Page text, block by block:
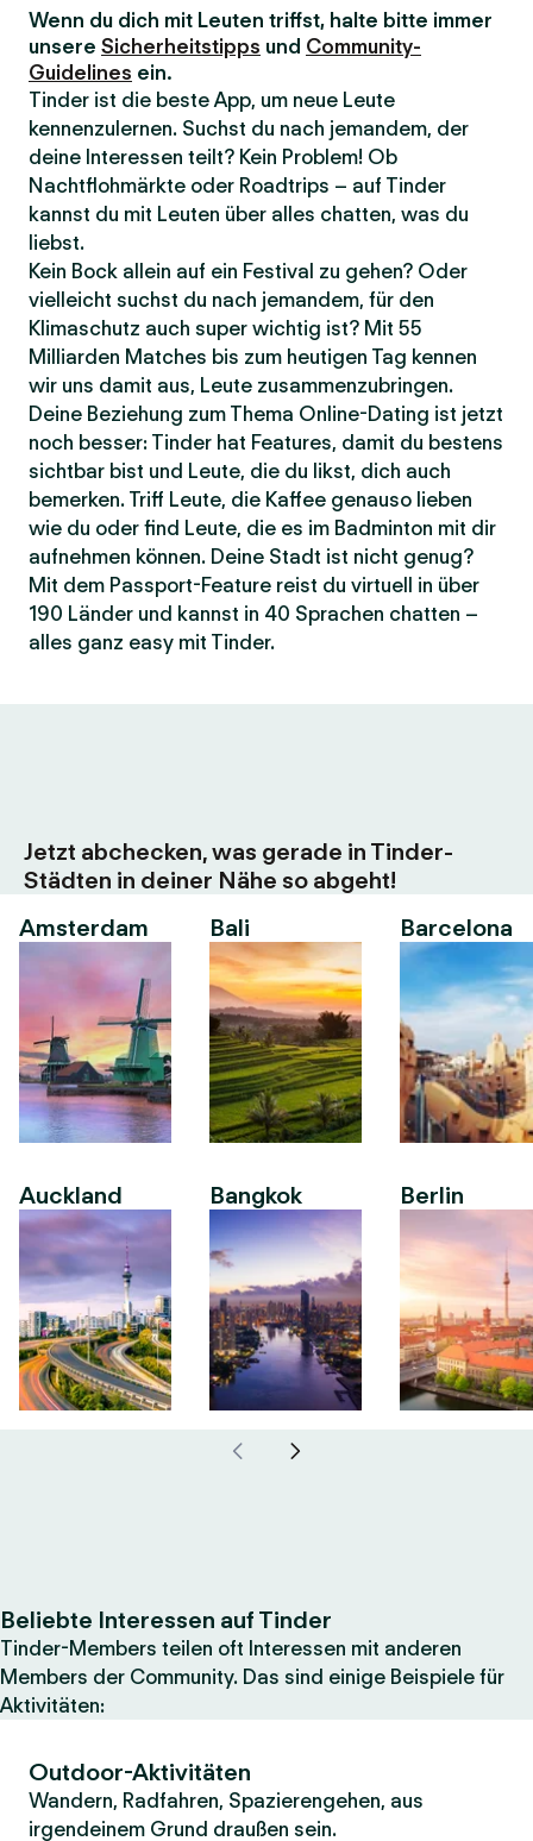
Wenn du dich mit Leuten triffst, halte bitte immer
unsere Sicherheitstipps und Community-
Guidelines ein.
Tinder ist die beste App, um neue Leute
kennenzulernen. Suchst du nach jemandem, der
deine Interessen teilt? Kein Problem! Ob
Nachtflohmärkte oder Roadtrips – auf Tinder
kannst du mit Leuten über alles chatten, was du
liebst.
Kein Bock allein auf ein Festival zu gehen? Oder
vielleicht suchst du nach jemandem, für den
Klimaschutz auch super wichtig ist? Mit 55
Milliarden Matches bis zum heutigen Tag kennen
wir uns damit aus, Leute zusammenzubringen.
Deine Beziehung zum Thema Online-Dating ist jetzt
noch besser: Tinder hat Features, damit du bestens
sichtbar bist und Leute, die du likst, dich auch
bemerken. Triff Leute, die Kaffee genauso lieben
wie du oder find Leute, die es im Badminton mit dir
aufnehmen können. Deine Stadt ist nicht genug?
Mit dem Passport-Feature reist du virtuell in über
190 Länder und kannst in 40 Sprachen chatten –
alles ganz easy mit Tinder.
Jetzt abchecken, was gerade in Tinder-
Städten in deiner Nähe so abgeht!
Amsterdam
Auckland
Bali
Bangkok
Barcelona
Berlin
Beliebte Interessen auf Tinder
Tinder-Members teilen oft Interessen mit anderen
Members der Community. Das sind einige Beispiele für
Aktivitäten:
Outdoor-Aktivitäten
Wandern, Radfahren, Spazierengehen, aus
irgendeinem Grund draußen sein.